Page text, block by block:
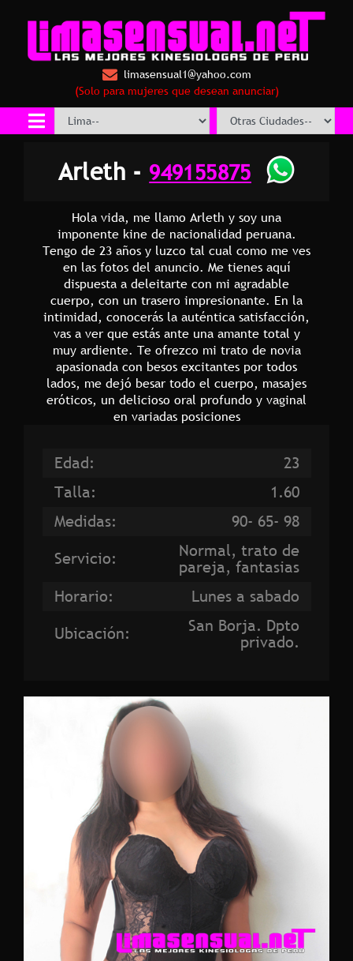
limasensual1@yahoo.com
(Solo para mujeres que desean anunciar)
Arleth - 949155875
Hola vida, me llamo Arleth y soy una
imponente kine de nacionalidad peruana.
Tengo de 23 años y luzco tal cual como me ves
en las fotos del anuncio. Me tienes aquí
dispuesta a deleitarte con mi agradable
cuerpo, con un trasero impresionante. En la
intimidad, conocerás la auténtica satisfacción,
vas a ver que estás ante una amante total y
muy ardiente. Te ofrezco mi trato de novia
apasionada con besos excitantes por todos
lados, me dejó besar todo el cuerpo, masajes
eróticos, un delicioso oral profundo y vaginal
en variadas posiciones
Edad:
23
Talla:
1.60
Medidas:
90- 65- 98
Servicio:
Normal, trato de
pareja, fantasias
Horario:
Lunes a sabado
Ubicación:
San Borja. Dpto
privado.